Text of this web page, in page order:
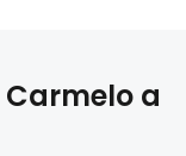
Carmelo a